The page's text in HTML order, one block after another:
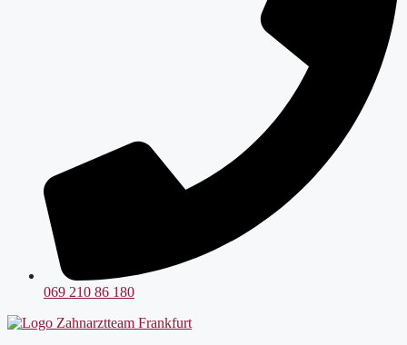
069 210 86 180